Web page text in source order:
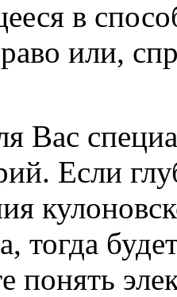
в
или,
Вас
Если
тогда
понять